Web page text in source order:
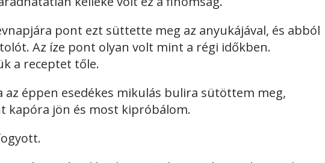
pont ezt süttette meg az anyukájával, és abból
Az íze pont olyan volt mint a régi időkben.
a receptet tőle.
az éppen esedékes mikulás bulira sütöttem meg,
kapóra jön és most kipróbálom.